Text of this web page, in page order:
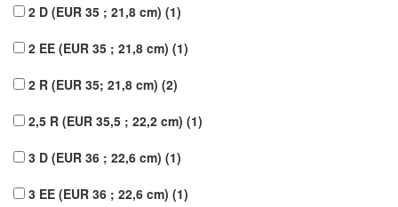
2 D (EUR 35 ; 21,8 cm) (1)
2 EE (EUR 35 ; 21,8 cm) (1)
2 R (EUR 35; 21,8 cm) (2)
2,5 R (EUR 35,5 ; 22,2 cm) (1)
3 D (EUR 36 ; 22,6 cm) (1)
3 EE (EUR 36 ; 22,6 cm) (1)